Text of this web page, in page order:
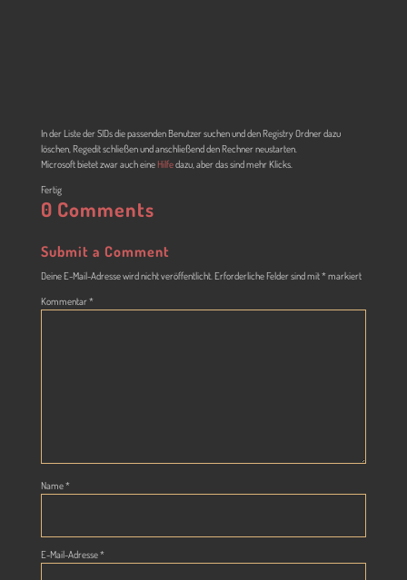
In der Liste der SIDs die passenden Benutzer suchen und den Registry Ordner dazu
löschen, Regedit schließen und anschließend den Rechner neustarten.
Microsoft bietet zwar auch eineHilfedazu, aber das sind mehr Klicks.
Fertig
0 Comments
Submit a Comment
Deine E-Mail-Adresse wird nicht veröffentlicht.Erforderliche Felder sind mit*markiert
Kommentar*
Name*
E-Mail-Adresse*